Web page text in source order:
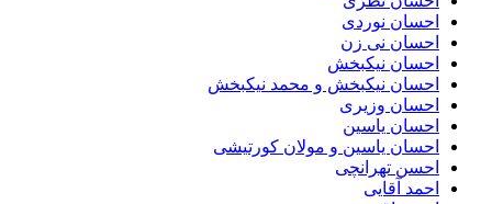
احسان نوردی
احسان نی زن
احسان نیکبخش
احسان نیکبخش و محمد نیکبخش
احسان وزیری
احسان یاسین
احسان یاسین و مولان کورتیشی
احسن تهرانچی
احمد آقایی